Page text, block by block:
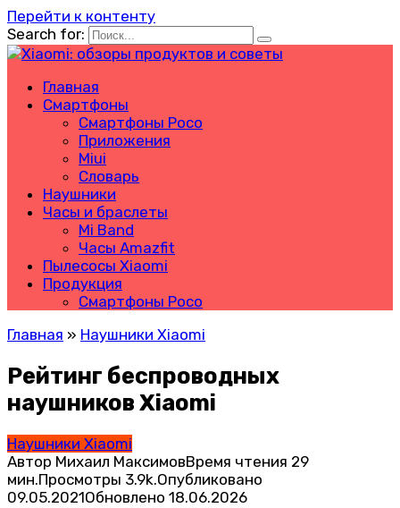
Перейти к контенту
Search for:
Главная
Смартфоны
Смартфоны Poco
Приложения
Miui
Словарь
Наушники
Часы и браслеты
Mi Band
Часы Amazfit
Пылесосы Xiaomi
Продукция
Смартфоны Poco
Главная » Наушники Xiaomi
Рейтинг беспроводных
наушников Xiaomi
Наушники Xiaomi
Автор Михаил МаксимовВремя чтения 29
мин.Просмотры 3.9k.Опубликовано
09.05.2021Обновлено 18.06.2026